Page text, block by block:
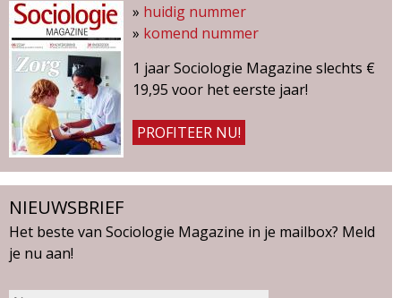
» huidig nummer
» komend nummer
1 jaar Sociologie Magazine slechts €
19,95 voor het eerste jaar!
PROFITEER NU!
NIEUWSBRIEF
Het beste van Sociologie Magazine in je mailbox? Meld
je nu aan!